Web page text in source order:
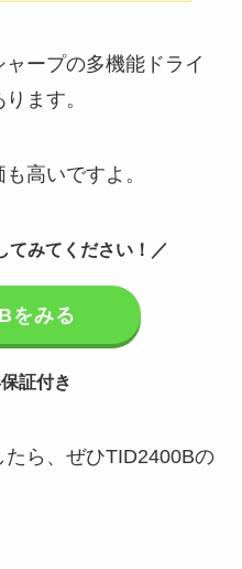
ープの多機能ドライ
ます。
高いですよ。
てみてください！／
をみる
証付き
ら、ぜひTID2400Bの